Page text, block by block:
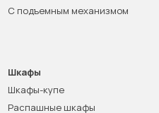
С подъемным механизмом
Шкафы
Шкафы-купе
Распашные шкафы